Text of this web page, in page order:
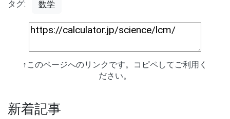
タグ: 数学
↑このページへのリンクです。コピペしてご利用く
ださい。
新着記事